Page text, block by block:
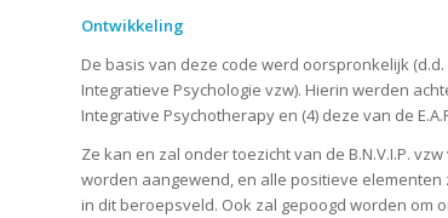
Ontwikkeling
De basis van deze code werd oorspronkelijk
Integratieve Psychologie vzw). Hierin werden
Integrative Psychotherapy en (4) deze van de
Ze kan en zal onder toezicht van de B.N.V.I.P.
worden aangewend, en alle positieve
in dit beroepsveld. Ook zal gepoogd worden om